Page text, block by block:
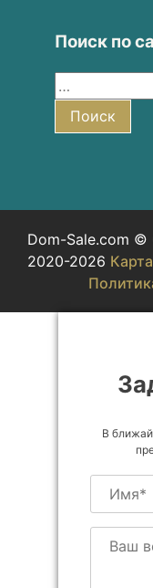
Поиск по
Поиск
Dom-Sale.com
2020-2026
В